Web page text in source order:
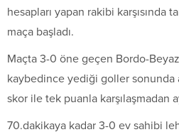
hesapları yapan rakibi karşısında
maça başladı.
Maçta 3-0 öne geçen Bordo-
kaybedince yediği goller sonunda
skor ile tek puanla karşılaşmadan
70.dakikaya kadar 3-0 ev sahibi